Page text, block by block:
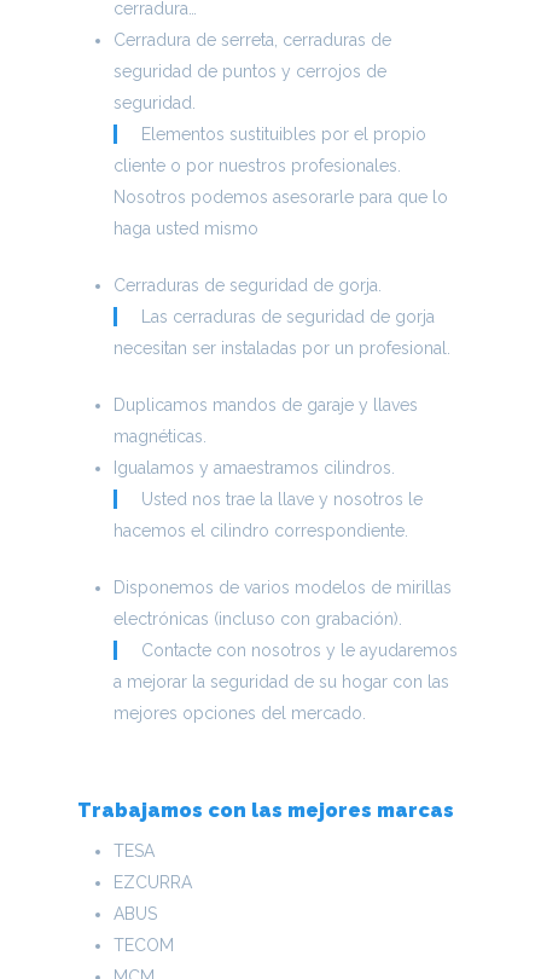
cerradura…
Cerradura de serreta, cerraduras de
seguridad de puntos y cerrojos de
seguridad.
Elementos sustituibles por el propio
cliente o por nuestros profesionales.
Nosotros podemos asesorarle para que lo
haga usted mismo
Cerraduras de seguridad de gorja.
Las cerraduras de seguridad de gorja
necesitan ser instaladas por un profesional.
Duplicamos mandos de garaje y llaves
magnéticas.
Igualamos y amaestramos cilindros.
Usted nos trae la llave y nosotros le
hacemos el cilindro correspondiente.
Disponemos de varios modelos de mirillas
electrónicas (incluso con grabación).
Contacte con nosotros y le ayudaremos
a mejorar la seguridad de su hogar con las
mejores opciones del mercado.
Trabajamos con las mejores marcas
TESA
EZCURRA
ABUS
TECOM
HOME
¿COMPRAR
CID?
NUESTRA
LA TIENDA